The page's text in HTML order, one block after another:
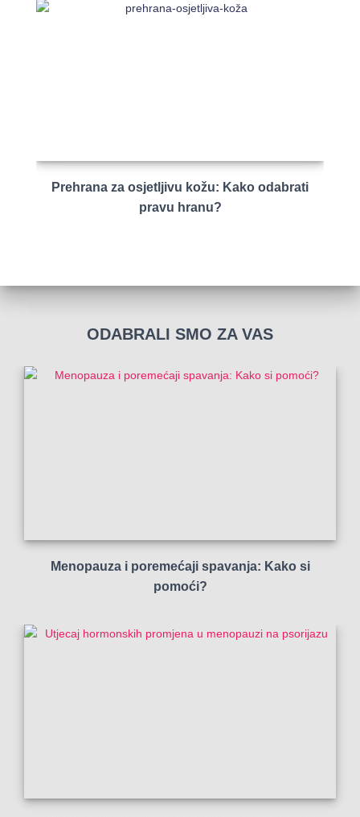
Prehrana za osjetljivu kožu: Kako odabrati
pravu hranu?
ODABRALI SMO ZA VAS
Menopauza i poremećaji spavanja: Kako si
pomoći?